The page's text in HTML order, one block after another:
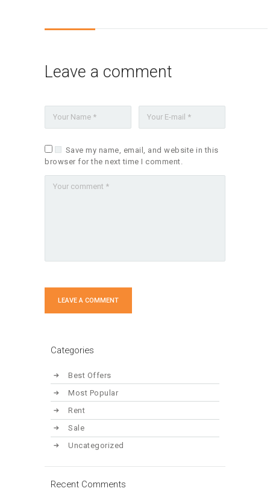
Leave a comment
Save my name, email, and website in this
browser for the next time I comment.
Categories
Best Offers
Most Popular
Rent
Sale
Uncategorized
Recent Comments